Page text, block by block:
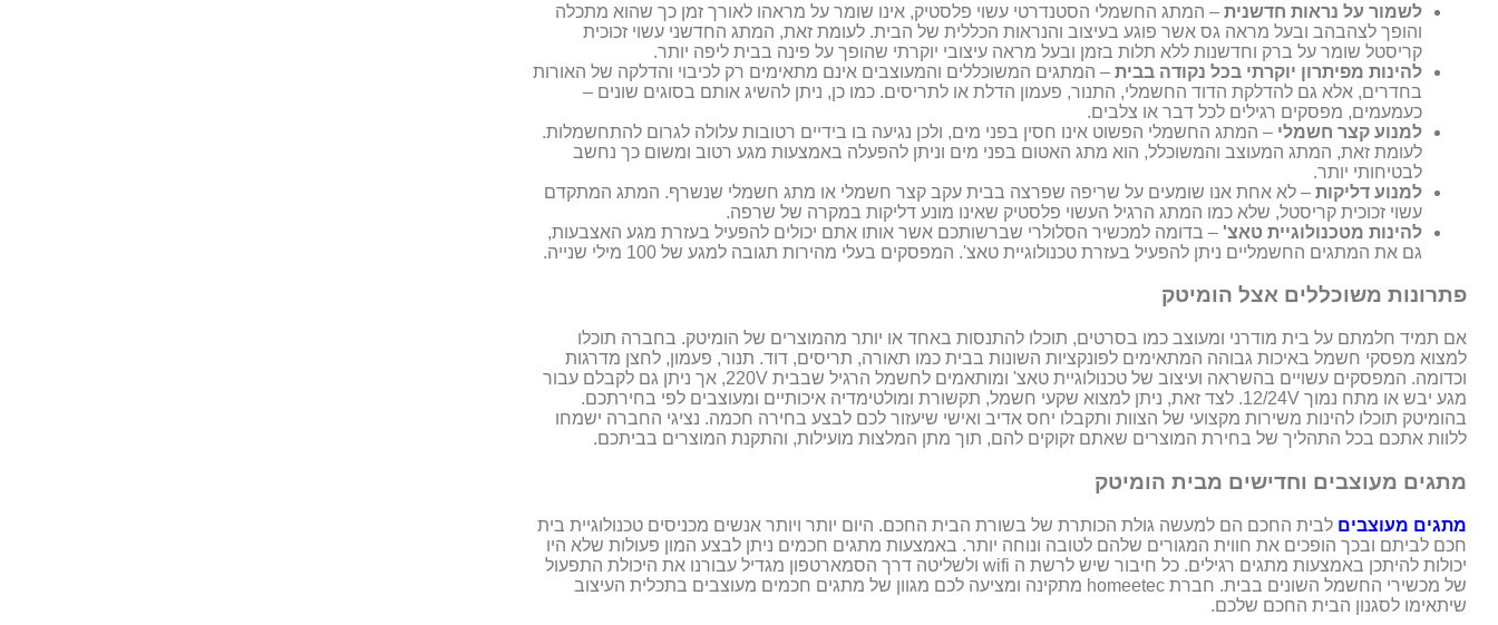
לשמור על נראות חדשנית – המתג החשמלי הסטנדרטי עשוי פלסטיק, אינו שומר על מראהו לאורך זמן כך שהוא מתכלה
והופך לצהבהב ובעל מראה גס אשר פוגע בעיצוב והנראות הכללית של הבית. לעומת זאת, המתג החדשני עשוי זכוכית
קריסטל שומר על ברק וחדשנות ללא תלות בזמן ובעל מראה עיצובי יוקרתי שהופך על פינה בבית ליפה יותר.
להינות מפיתרון יוקרתי בכל נקודה בבית – המתגים המשוכללים והמעוצבים אינם מתאימים רק לכיבוי והדלקה של האורות
בחדרים, אלא גם להדלקת הדוד החשמלי, התנור, פעמון הדלת או לתריסים. כמו כן, ניתן להשיג אותם בסוגים שונים –
כעמעמים, מפסקים רגילים לכל דבר או צלבים.
למנוע קצר חשמלי – המתג החשמלי הפשוט אינו חסין בפני מים, ולכן נגיעה בו בידיים רטובות עלולה לגרום להתחשמלות.
לעומת זאת, המתג המעוצב והמשוכלל, הוא מתג האטום בפני מים וניתן להפעלה באמצעות מגע רטוב ומשום כך נחשב
לבטיחותי יותר.
למנוע דליקות – לא אחת אנו שומעים על שריפה שפרצה בבית עקב קצר חשמלי או מתג חשמלי שנשרף. המתג המתקדם
עשוי זכוכית קריסטל, שלא כמו המתג הרגיל העשוי פלסטיק שאינו מונע דליקות במקרה של שרפה.
להינות מטכנולוגיית טאצ' – בדומה למכשיר הסלולרי שברשותכם אשר אותו אתם יכולים להפעיל בעזרת מגע האצבעות,
גם את המתגים החשמליים ניתן להפעיל בעזרת טכנולוגיית טאצ'. המפסקים בעלי מהירות תגובה למגע של 100 מילי שנייה.
פתרונות משוכללים אצל הומיטק
אם תמיד חלמתם על בית מודרני ומעוצב כמו בסרטים, תוכלו להתנסות באחד או יותר מהמוצרים של הומיטק. בחברה תוכלו
למצוא מפסקי חשמל באיכות גבוהה המתאימים לפונקציות השונות בבית כמו תאורה, תריסים, דוד. תנור, פעמון, לחצן מדרגות
וכדומה. המפסקים עשויים בהשראה ועיצוב של טכנולוגיית טאצ' ומותאמים לחשמל הרגיל שבבית 220V, אך ניתן גם לקבלם עבור
מגע יבש או מתח נמוך 12/24V. לצד זאת, ניתן למצוא שקעי חשמל, תקשורת ומולטימדיה איכותיים ומעוצבים לפי בחירתכם.
בהומיטק תוכלו להינות משירות מקצועי של הצוות ותקבלו יחס אדיב ואישי שיעזור לכם לבצע בחירה חכמה. נציגי החברה ישמחו
ללוות אתכם בכל התהליך של בחירת המוצרים שאתם זקוקים להם, תוך מתן המלצות מועילות, והתקנת המוצרים בביתכם.
מתגים מעוצבים וחדישים מבית הומיטק
מתגים מעוצבים לבית החכם הם למעשה גולת הכותרת של בשורת הבית החכם. היום יותר ויותר אנשים מכניסים טכנולוגיית בית
חכם לביתם ובכך הופכים את חווית המגורים שלהם לטובה ונוחה יותר. באמצעות מתגים חכמים ניתן לבצע המון פעולות שלא היו
יכולות להיתכן באמצעות מתגים רגילים. כל חיבור שיש לרשת ה wifi ולשליטה דרך הסמארטפון מגדיל עבורנו את היכולת התפעול
של מכשירי החשמל השונים בבית. חברת homeetec מתקינה ומציעה לכם מגוון של מתגים חכמים מעוצבים בתכלית העיצוב
שיתאימו לסגנון הבית החכם שלכם.